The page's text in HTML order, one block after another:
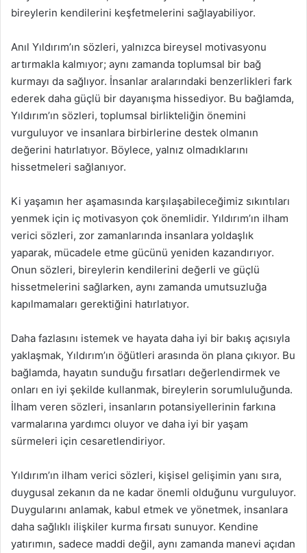
bireylerin kendilerini keşfetmelerini sağlayabiliyor.
Anıl Yıldırım’ın sözleri, yalnızca bireysel motivasyonu
artırmakla kalmıyor; aynı zamanda toplumsal bir bağ
kurmayı da sağlıyor. İnsanlar aralarındaki benzerlikleri fark
ederek daha güçlü bir dayanışma hissediyor. Bu bağlamda,
Yıldırım’ın sözleri, toplumsal birlikteliğin önemini
vurguluyor ve insanlara birbirlerine destek olmanın
değerini hatırlatıyor. Böylece, yalnız olmadıklarını
hissetmeleri sağlanıyor.
Ki yaşamın her aşamasında karşılaşabileceğimiz sıkıntıları
yenmek için iç motivasyon çok önemlidir. Yıldırım’ın ilham
verici sözleri, zor zamanlarında insanlara yoldaşlık
yaparak, mücadele etme gücünü yeniden kazandırıyor.
Onun sözleri, bireylerin kendilerini değerli ve güçlü
hissetmelerini sağlarken, aynı zamanda umutsuzluğa
kapılmamaları gerektiğini hatırlatıyor.
Daha fazlasını istemek ve hayata daha iyi bir bakış açısıyla
yaklaşmak, Yıldırım’ın öğütleri arasında ön plana çıkıyor. Bu
bağlamda, hayatın sunduğu fırsatları değerlendirmek ve
onları en iyi şekilde kullanmak, bireylerin sorumluluğunda.
İlham veren sözleri, insanların potansiyellerinin farkına
varmalarına yardımcı oluyor ve daha iyi bir yaşam
sürmeleri için cesaretlendiriyor.
Yıldırım’ın ilham verici sözleri, kişisel gelişimin yanı sıra,
duygusal zekanın da ne kadar önemli olduğunu vurguluyor.
Duygularını anlamak, kabul etmek ve yönetmek, insanlara
daha sağlıklı ilişkiler kurma fırsatı sunuyor. Kendine
yatırımın, sadece maddi değil, aynı zamanda manevi açıdan